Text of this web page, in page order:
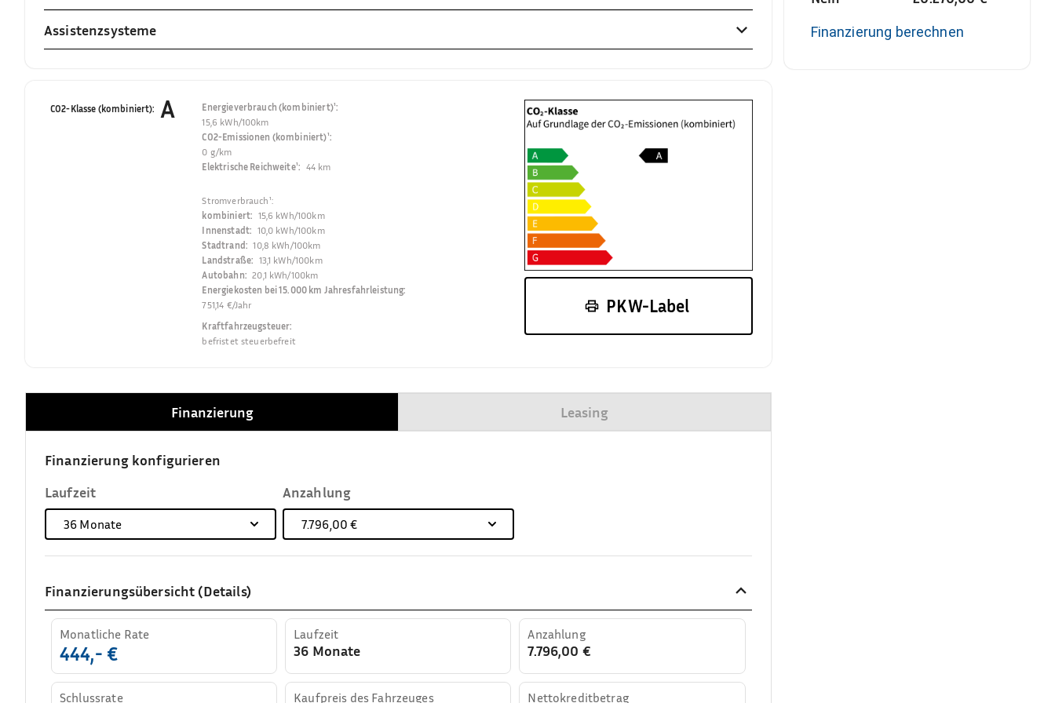
Assistenzsysteme
CO2-Klasse (kombiniert): A Energieverbrauch (kombiniert)¹:
15,6 kWh/100km
CO2-Emissionen (kombiniert)¹:
0 g/km
Elektrische Reichweite¹: 44 km
Stromverbrauch¹:
kombiniert: 15,6 kWh/100km
Innenstadt: 10,0 kWh/100km
Stadtrand:10,8 kWh/100km
Landstraße: 13,1 kWh/100km
Autobahn:20,1 kWh/100km
Energiekosten bei 15.000 km Jahresfahrleistung:
751,14 €/Jahr
Kraftfahrzeugsteuer:
befristet steuerbefreit
PKW-Label
Finanzierung Leasing
Finanzierung konfigurieren
Laufzeit
36 Monate
Anzahlung
7.796,00 €
Finanzierungsübersicht (Details)
Monatliche Rate
444,- €
Laufzeit
36 Monate
Anzahlung
7.796,00 €
Schlussrate Kaufpreis des Fahrzeuges Nettokreditbetrag
Finanzierung berechnen